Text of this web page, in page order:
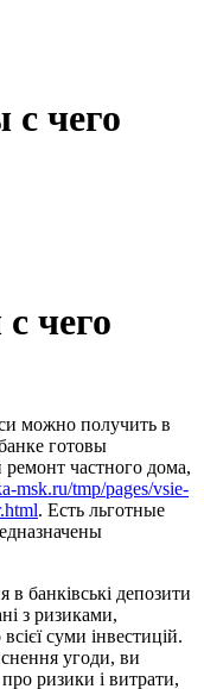
чего
чего
можно получить в
готовы
частного дома,
msk.ru/tmp/pages/vsie-
. Есть льготные
банківські депозити
з ризиками,
суми інвестицій.
угоди, ви
ризики і витрати,